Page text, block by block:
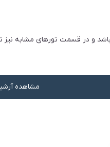
و در قسمت تورهای مشابه نیز
مشاهده